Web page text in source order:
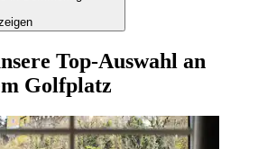
Top-Auswahl an
Golfplatz